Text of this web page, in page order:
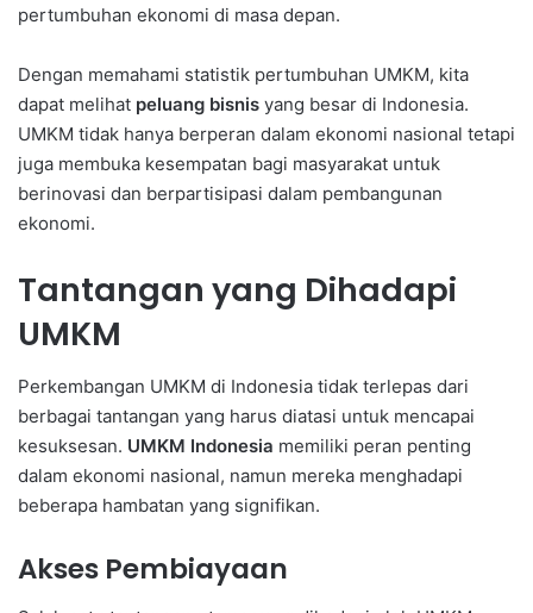
pertumbuhan ekonomi di masa depan.
Dengan memahami statistik pertumbuhan UMKM, kita
dapat melihat peluang bisnis yang besar di Indonesia.
UMKM tidak hanya berperan dalam ekonomi nasional tetapi
juga membuka kesempatan bagi masyarakat untuk
berinovasi dan berpartisipasi dalam pembangunan
ekonomi.
Tantangan yang Dihadapi
UMKM
Perkembangan UMKM di Indonesia tidak terlepas dari
berbagai tantangan yang harus diatasi untuk mencapai
kesuksesan. UMKM Indonesia memiliki peran penting
dalam ekonomi nasional, namun mereka menghadapi
beberapa hambatan yang signifikan.
Akses Pembiayaan